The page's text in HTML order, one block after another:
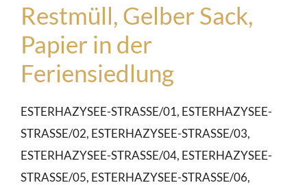
Restmüll, Gelber Sack,
Papier in der
Feriensiedlung
ESTERHAZYSEE-STRASSE/01, ESTERHAZYSEE-
STRASSE/02, ESTERHAZYSEE-STRASSE/03,
ESTERHAZYSEE-STRASSE/04, ESTERHAZYSEE-
STRASSE/05, ESTERHAZYSEE-STRASSE/06,